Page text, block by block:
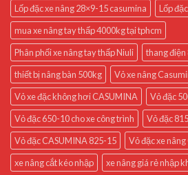
Lốp đặc xe nâng 28×9-15 casumina
Lốp
mua xe nâng tay thấp 4000kg tại tphcm
Phân phối xe nâng tay thấp Niuli
thang điện
thiết bị nâng bàn 500kg
Vỏ xe nâng
Vỏ xe đặc không hơi CASUMINA
Vỏ đặc
Vỏ đặc 650-10 cho xe công trình
Vỏ đặc
Vỏ đặc CASUMINA 825-15
Vỏ đặc xe
xe nâng cắt kéo nhập
xe nâng giá rẻ nhập